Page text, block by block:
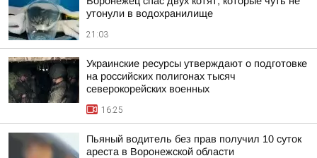
утонули в водохранилище
21:03
Украинские ресурсы утверждают о подготовке
на российских полигонах тысяч
северокорейских военных
16:25
Пьяный водитель без прав получил 10 суток
ареста в Воронежской области